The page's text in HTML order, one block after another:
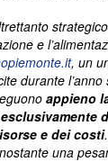
e
, un
durante
appieno
e dei costi
una